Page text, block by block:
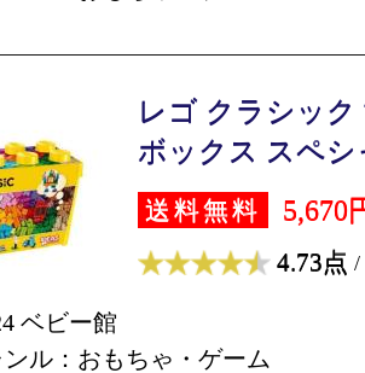
レゴ クラシッ
ボックス スペシ
送料無料 5,670
4.73点 /
ベビー館
ル：おもちゃ・ゲーム